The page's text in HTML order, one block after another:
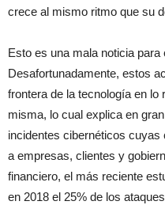
crece al mismo ritmo que su
Esto es una mala noticia
Desafortunadamente, estos
frontera de la tecnología en
misma, lo cual explica en
incidentes cibernéticos
a empresas, clientes y
financiero, el más reciente
en 2018 el 25% de los